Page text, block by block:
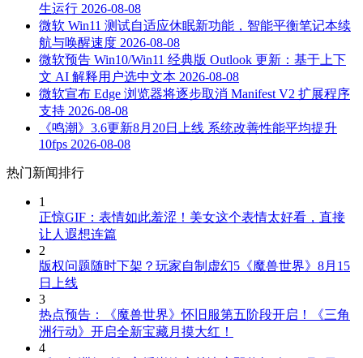
生运行 2026-08-08
微软 Win11 测试自适应休眠新功能，智能平衡笔记本续
航与唤醒速度 2026-08-08
微软预告 Win10/Win11 经典版 Outlook 更新：基于上下
文 AI 解释用户选中文本 2026-08-08
微软宣布 Edge 浏览器将逐步取消 Manifest V2 扩展程序
支持 2026-08-08
《鸣潮》3.6更新8月20日上线 系统改善性能平均提升
10fps 2026-08-08
热门新闻排行
1
正惊GIF：表情如此羞涩！美女这个表情太好看，直接
让人遐想连篇
2
版权问题随时下架？玩家自制虚幻5《魔兽世界》8月15
日上线
3
热点预告：《魔兽世界》怀旧服第五阶段开启！《三角
洲行动》开启全新宝藏月摸大红！
4